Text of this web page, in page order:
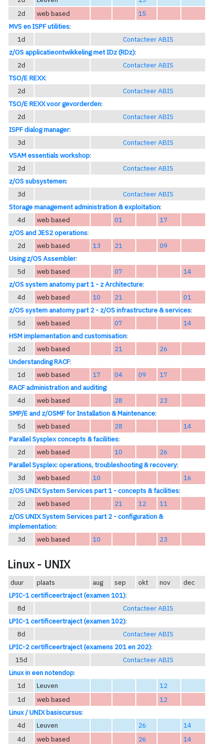
2d
web based
15
MVS en ISPF utilities:
1d
Contacteer ABIS
z/OS applicatieontwikkeling met IDz (RDz):
2d
Contacteer ABIS
TSO/E REXX:
2d
Contacteer ABIS
TSO/E REXX voor gevorderden:
2d
Contacteer ABIS
ISPF dialog manager:
3d
Contacteer ABIS
VSAM essentials workshop:
2d
Contacteer ABIS
z/OS subsystemen:
3d
Contacteer ABIS
Storage management administration & exploitation:
4d
web based 01
17
z/OS and JES2 operations:
2d
web based 13 21
09
Using z/OS Assembler:
5d
web based 07
14
z/OS system anatomy part 1 - z Architecture:
4d
web based 10 21
01
z/OS system anatomy part 2 - z/OS infrastructure & services:
5d
web based 07
14
HSM implementation and customisation:
2d
web based 21
26
Understanding RACF:
1d
web based 17 04 09
17
RACF administration and auditing:
4d
web based 28
23
SMP/E and z/OSMF for Installation & Maintenance:
5d
web based 28
14
Parallel Sysplex concepts & facilities:
2d
web based 10
26
Parallel Sysplex: operations, troubleshooting & recovery:
3d
web based 10
16
z/OS UNIX System Services part 1 - concepts & facilities:
2d
web based 21 12
11
z/OS UNIX System Services part 2 - configuration &
implementation:
3d
web based 10 23
Linux - UNIX
duur plaats aug sep okt nov
dec
LPIC-1 certificeertraject (examen 101):
8d
Contacteer ABIS
LPIC-1 certificeertraject (examen 102):
8d
Contacteer ABIS
LPIC-2 certificeertraject (examens 201 en 202):
15d
Contacteer ABIS
Linux in een notendop:
1d
Leuven
12
1d
web based
12
Linux / UNIX basiscursus:
4d
Leuven 26
14
4d
web based 26
14